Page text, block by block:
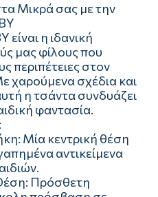
Μικρά σας με την
είναι η ιδανική
μας φίλους που
περιπέτειες στον
χαρούμενα σχέδια και
η τσάντα συνδυάζει
φαντασία.
Μία κεντρική θέση
αντικείμενα
Πρόσθετη